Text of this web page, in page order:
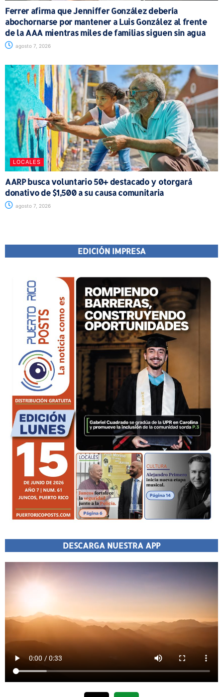
Ferrer afirma que Jenniffer González debería
abochornarse por mantener a Luis González al frente
de la AAA mientras miles de familias siguen sin agua
agosto 7, 2026
LOCALES
AARP busca voluntario 50+ destacado y otorgará
donativo de $1,500 a su causa comunitaria
agosto 7, 2026
EDICIÓN IMPRESA
DESCARGA NUESTRA APP